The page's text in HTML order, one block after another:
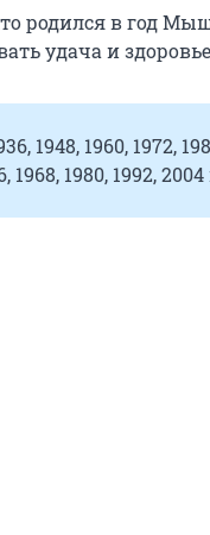
родился в год
удача и
1960, 1972,
1980, 1992,